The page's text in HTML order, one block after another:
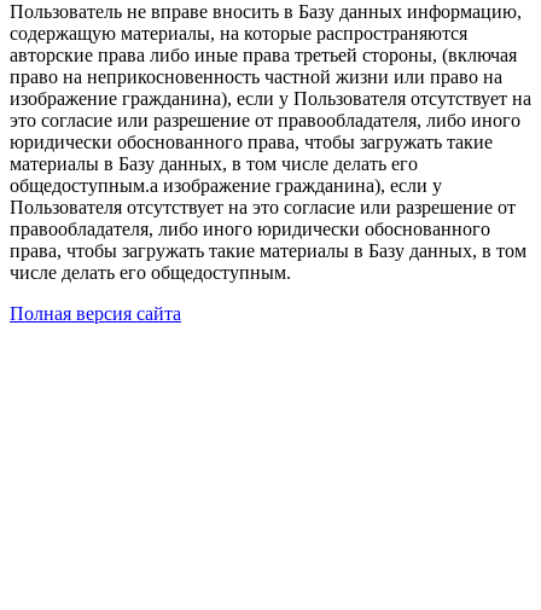
Пользователь не вправе вносить в Базу данных информацию,
содержащую материалы, на которые распространяются
авторские права либо иные права третьей стороны, (включая
право на неприкосновенность частной жизни или право на
изображение гражданина), если у Пользователя отсутствует на
это согласие или разрешение от правообладателя, либо иного
юридически обоснованного права, чтобы загружать такие
материалы в Базу данных, в том числе делать его
общедоступным.а изображение гражданина), если у
Пользователя отсутствует на это согласие или разрешение от
правообладателя, либо иного юридически обоснованного
права, чтобы загружать такие материалы в Базу данных, в том
числе делать его общедоступным.
Полная версия сайта